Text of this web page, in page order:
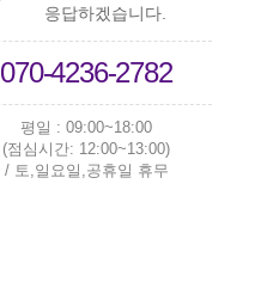
응답하겠습니다.
070-4236-2782
평일 : 09:00~18:00
(점심시간: 12:00~13:00)
/ 토,일요일,공휴일 휴무